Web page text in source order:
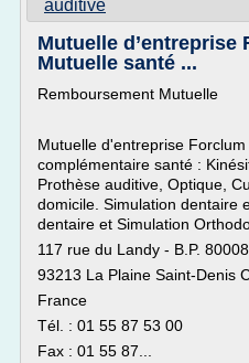
auditive
Mutuelle d’entreprise
Mutuelle santé ...
Remboursement Mutuelle
Mutuelle d'entreprise
complémentaire santé :
Prothèse auditive, Optique,
domicile. Simulation dentaire
dentaire et Simulation
117 rue du Landy - B.P. 80008
93213 La Plaine Saint-Denis
France
Tél. : 01 55 87 53 00
Fax : 01 55 87...